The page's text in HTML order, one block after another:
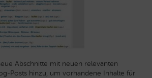
Abschnitte mit neuen relevanten
Posts hinzu, um vorhandene Inhalte für